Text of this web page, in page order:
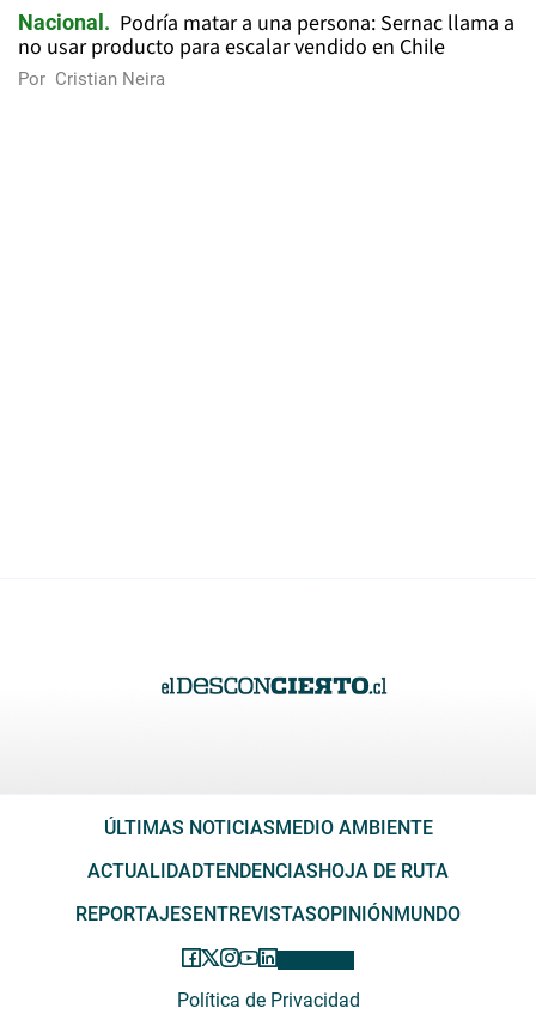
Nacional
Podría matar a una persona: Sernac llama a
no usar producto para escalar vendido en Chile
Por Cristian Neira
ÚLTIMAS NOTICIASMEDIO AMBIENTE
ACTUALIDADTENDENCIASHOJA DE RUTA
REPORTAJESENTREVISTASOPINIÓNMUNDO
Política de Privacidad